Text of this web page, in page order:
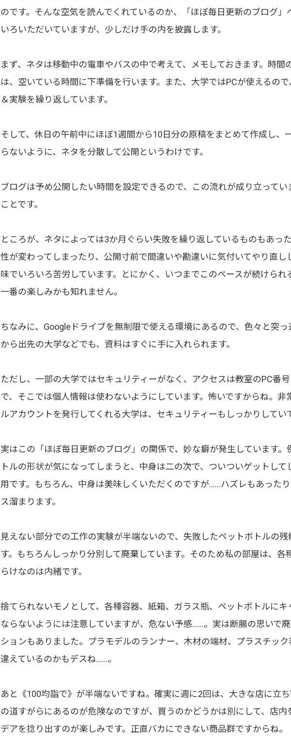
のです。そんな空気を読んでくれているのか、「ほぼ毎日更新のブログ」
いろいただいていますが、少しだけ手の内を披露します。
まず、ネタは移動中の電車やバスの中で考えて、メモしておきます。時間
は、空いている時間に下準備を行います。また、大学ではPCが使えるの
＆実験を繰り返しています。
そして、休日の午前中にほぼ1週間から10日分の原稿をまとめて作成し、
らないように、ネタを分散して公開というわけです。
ブログは予め公開したい時間を設定できるので、この流れが成り立ってい
ことです。
ところが、ネタによっては3か月ぐらい失敗を繰り返しているものもあっ
性が変わってしまったり、公開寸前で間違いや勘違いに気付いてやり直し
味でいろいろ苦労しています。とにかく、いつまでこのペースが続けられ
一番の楽しみかも知れません。
ちなみに、Googleドライブを無制限で使える環境にあるので、色々と突っ
から出先の大学などでも、資料はすぐに手に入れられます。
ただし、一部の大学ではセキュリティーがなく、アクセスは教室のPC番
で、そこでは個人情報は使わないようにしています。怖いですからね。非
ルアカウントを発行してくれる大学は、セキュリティーもしっかりしてい
実はこの「ほぼ毎日更新のブログ」の関係で、妙な癖が発生しています。
トルの形状が気になってしまうと、中身は二の次で、ついついゲットして
用です。もちろん、中身は美味しくいただくのですが……ハズレもあった
ス溜まります。
見えない部分での工作の実験が半端ないので、失敗したペットボトルの残
す。もちろんしっかり分別して廃棄しています。そのため私の部屋は、各
らけなのは内緒です。
捨てられないモノとして、各種容器、紙箱、ガラス瓶、ペットボトルに
ならないようには注意していますが、危ない予感……。実は断腸の思いで
ションもありました。プラモデルのランナー、木材の端材、プラスチッ
違えているのかもデスね……。
あと《100均詣で》が半端ないですね。確実に週に2回は、大きな店に立
の道すがらにあるのが危険なのですが、買うのかどうかは別にして、店内
デアを捻り出すのが楽しみです。正直バカにできない商品群ですからね。